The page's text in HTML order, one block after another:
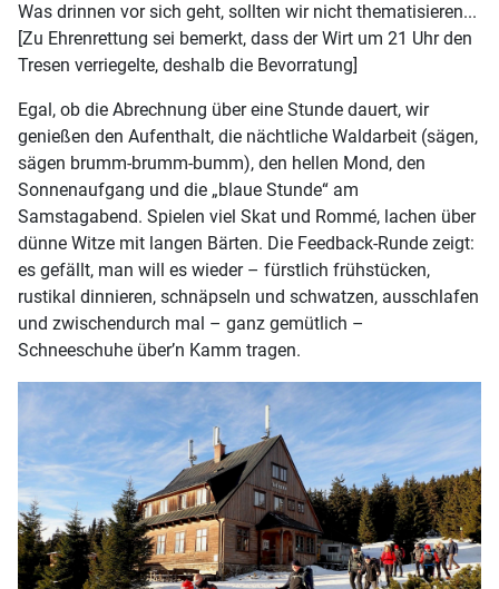
Was drinnen vor sich geht, sollten wir nicht thematisieren...
[Zu Ehrenrettung sei bemerkt, dass der Wirt um 21 Uhr den
Tresen verriegelte, deshalb die Bevorratung]
Egal, ob die Abrechnung über eine Stunde dauert, wir
genießen den Aufenthalt, die nächtliche Waldarbeit (sägen,
sägen brumm-brumm-bumm), den hellen Mond, den
Sonnenaufgang und die „blaue Stunde“ am
Samstagabend. Spielen viel Skat und Rommé, lachen über
dünne Witze mit langen Bärten. Die Feedback-Runde zeigt:
es gefällt, man will es wieder – fürstlich frühstücken,
rustikal dinnieren, schnäpseln und schwatzen, ausschlafen
und zwischendurch mal – ganz gemütlich –
Schneeschuhe über’n Kamm tragen.